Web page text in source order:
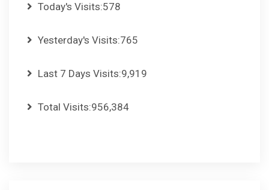
Today's Visits:578
Yesterday's Visits:765
Last 7 Days Visits:9,919
Total Visits:956,384